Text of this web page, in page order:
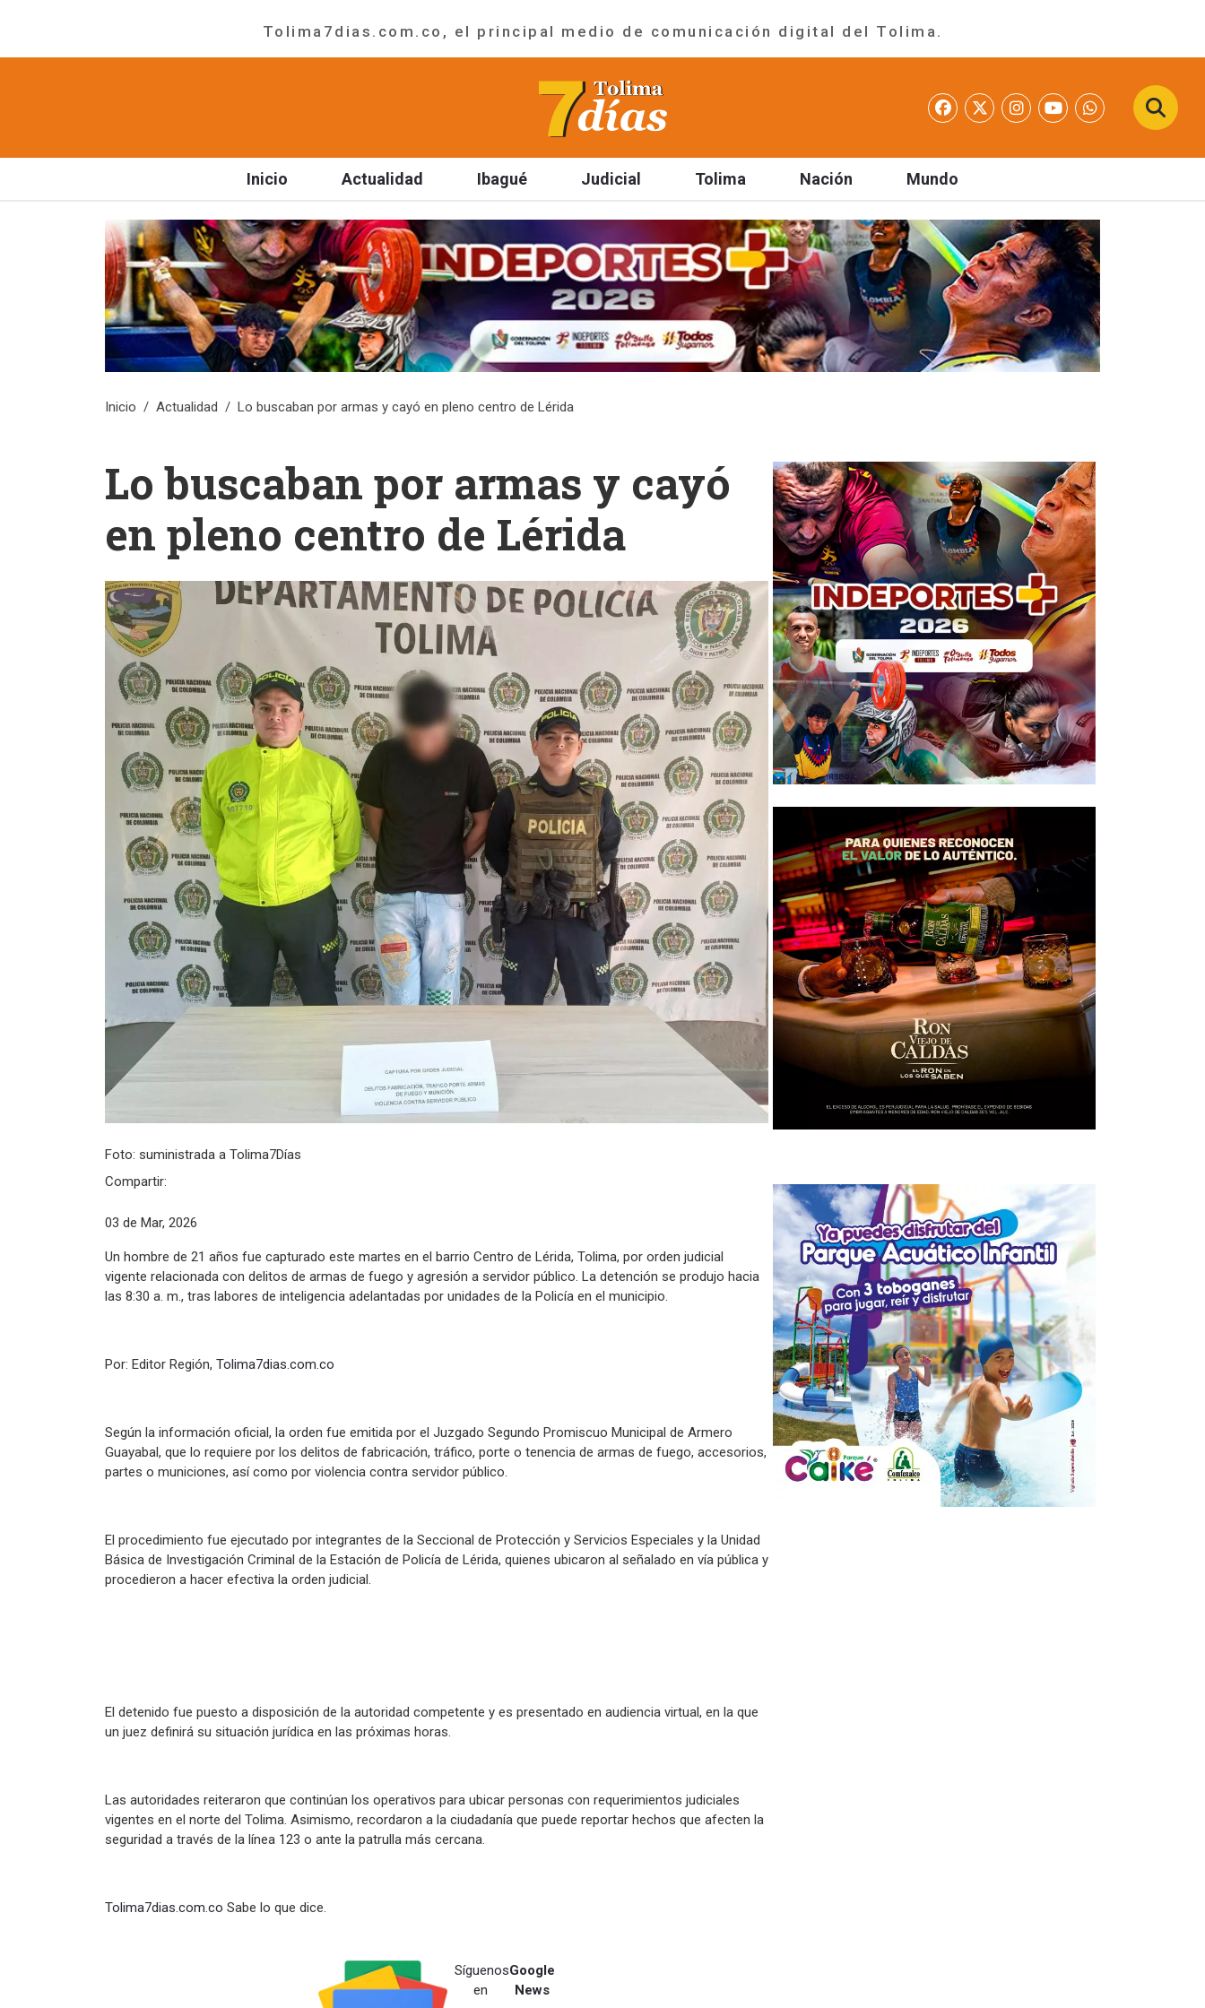
Tolima7dias.com.co, el principal medio de comunicación digital del Tolima.
Inicio Actualidad Ibagué Judicial Tolima Nación Mundo
Inicio Actualidad Lo buscaban por armas y cayó en pleno centro de Lérida
Lo buscaban por armas y cayó
en pleno centro de Lérida
Foto: suministrada a Tolima7Días
Compartir:
03 de Mar, 2026
Un hombre de 21 años fue capturado este martes en el barrio Centro de Lérida, Tolima, por orden judicial
vigente relacionada con delitos de armas de fuego y agresión a servidor público. La detención se produjo hacia
las 8:30 a. m., tras labores de inteligencia adelantadas por unidades de la Policía en el municipio.
Por: Editor Región, Tolima7dias.com.co
Según la información oficial, la orden fue emitida por el Juzgado Segundo Promiscuo Municipal de Armero
Guayabal, que lo requiere por los delitos de fabricación, tráfico, porte o tenencia de armas de fuego, accesorios,
partes o municiones, así como por violencia contra servidor público.
El procedimiento fue ejecutado por integrantes de la Seccional de Protección y Servicios Especiales y la Unidad
Básica de Investigación Criminal de la Estación de Policía de Lérida, quienes ubicaron al señalado en vía pública y
procedieron a hacer efectiva la orden judicial.
El detenido fue puesto a disposición de la autoridad competente y es presentado en audiencia virtual, en la que
un juez definirá su situación jurídica en las próximas horas.
Las autoridades reiteraron que continúan los operativos para ubicar personas con requerimientos judiciales
vigentes en el norte del Tolima. Asimismo, recordaron a la ciudadanía que puede reportar hechos que afecten la
seguridad a través de la línea 123 o ante la patrulla más cercana.
Tolima7dias.com.co Sabe lo que dice.
Síguenos
en
Google
News